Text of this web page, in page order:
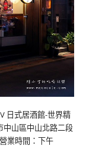
日式居酒館-世界精
中山區中山北路二段
業時間：下午